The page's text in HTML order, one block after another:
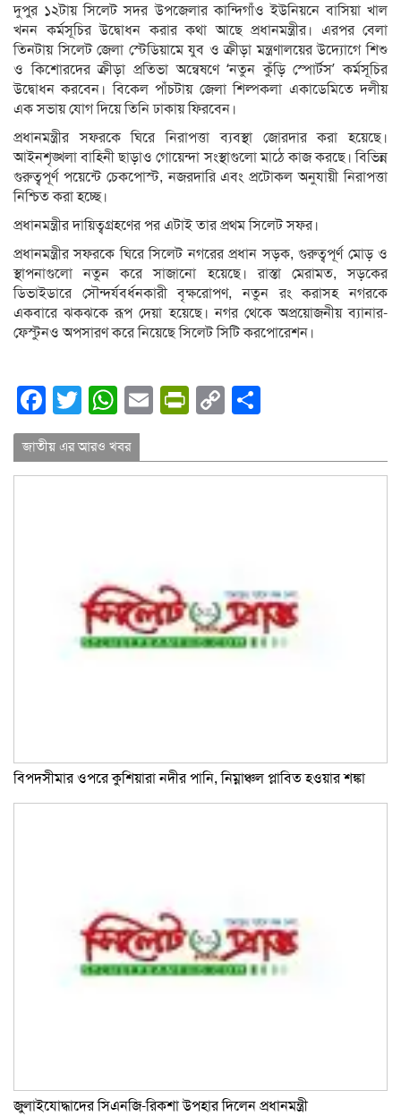
দুপুর ১২টায় সিলেট সদর উপজেলার কান্দিগাঁও ইউনিয়নে বাসিয়া খাল
খনন কর্মসূচির উদ্বোধন করার কথা আছে প্রধানমন্ত্রীর। এরপর বেলা
তিনটায় সিলেট জেলা স্টেডিয়ামে যুব ও ক্রীড়া মন্ত্রণালয়ের উদ্যোগে শিশু
ও কিশোরদের ক্রীড়া প্রতিভা অন্বেষণে ‘নতুন কুঁড়ি স্পোর্টস’ কর্মসূচির
উদ্বোধন করবেন। বিকেল পাঁচটায় জেলা শিল্পকলা একাডেমিতে দলীয়
এক সভায় যোগ দিয়ে তিনি ঢাকায় ফিরবেন।
প্রধানমন্ত্রীর সফরকে ঘিরে নিরাপত্তা ব্যবস্থা জোরদার করা হয়েছে।
আইনশৃঙ্খলা বাহিনী ছাড়াও গোয়েন্দা সংস্থাগুলো মাঠে কাজ করছে। বিভিন্ন
গুরুত্বপূর্ণ পয়েন্টে চেকপোস্ট, নজরদারি এবং প্রটোকল অনুযায়ী নিরাপত্তা
নিশ্চিত করা হচ্ছে।
প্রধানমন্ত্রীর দায়িত্বগ্রহণের পর এটাই তার প্রথম সিলেট সফর।
প্রধানমন্ত্রীর সফরকে ঘিরে সিলেট নগরের প্রধান সড়ক, গুরুত্বপূর্ণ মোড় ও
স্থাপনাগুলো নতুন করে সাজানো হয়েছে। রাস্তা মেরামত, সড়কের
ডিভাইডারে সৌন্দর্যবর্ধনকারী বৃক্ষরোপণ, নতুন রং করাসহ নগরকে
একবারে ঝকঝকে রূপ দেয়া হয়েছে। নগর থেকে অপ্রয়োজনীয় ব্যানার-
ফেস্টুনও অপসারণ করে নিয়েছে সিলেট সিটি করপোরেশন।
Facebook
Twitter
WhatsApp
EmailPrintFriendly
Copy
জাতীয় এর আরও খবর
বিপদসীমার ওপরে কুশিয়ারা নদীর পানি, নিম্নাঞ্চল প্লাবিত হওয়ার শঙ্কা
জুলাইযোদ্ধাদের সিএনজি-রিকশা উপহার দিলেন প্রধানমন্ত্রী